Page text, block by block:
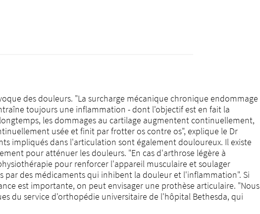
des douleurs. "La surcharge mécanique chronique endommage
toujours une inflammation - dont l'objectif est en fait la
les dommages au cartilage augmentent continuellement,
usée et finit par frotter os contre os", explique le Dr
impliqués dans l'articulation sont également douloureux. Il existe
pour atténuer les douleurs. "En cas d'arthrose légère à
pour renforcer l'appareil musculaire et soulager
par des médicaments qui inhibent la douleur et l'inflammation". Si
est importante, on peut envisager une prothèse articulaire. "Nous
du service d'orthopédie universitaire de l'hôpital Bethesda, qui